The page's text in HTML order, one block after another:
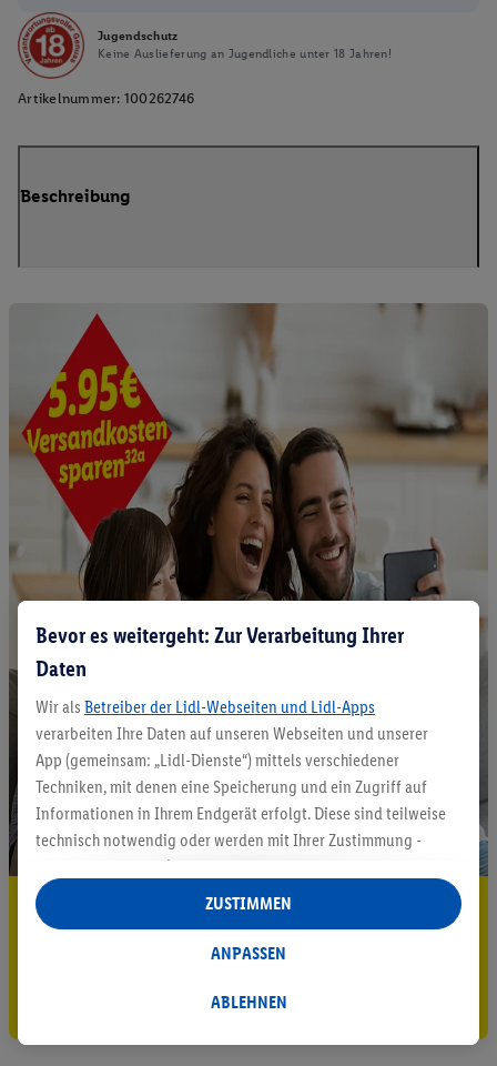
Jugendschutz
Keine Auslieferung an Jugendliche unter 18 Jahren!
Artikelnummer: 100262746
Beschreibung
5.95 € Versand sparen³²ᵃ
Jetzt zum Newsletter anmelden
Gutschein sichern!
Bevor es weitergeht: Zur Verarbeitung Ihrer
Daten
Wir als Betreiber der Lidl-Webseiten und Lidl-Apps
verarbeiten Ihre Daten auf unseren Webseiten und unserer
App (gemeinsam: „Lidl-Dienste“) mittels verschiedener
Techniken, mit denen eine Speicherung und ein Zugriff auf
Informationen in Ihrem Endgerät erfolgt. Diese sind teilweise
technisch notwendig oder werden mit Ihrer Zustimmung -
auch durch Partner (u.a.
Verantwortliche; im Zusammenhang mit dem IAB TCF
insgesamt
Statistik-Erstellung oder für personalisierte Werbung
Datenverarbeitungen für personalisierte Werbung werden
ABLEHNEN
ANPASSEN
ZUSTIMMEN